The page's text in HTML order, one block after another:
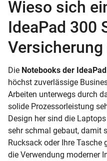
Wieso sich
IdeaPad 300
Die Notebooks der
höchst zuverlässige
Arbeiten unterwegs durch
solide Prozessorleistung
Design her sind die
sehr schmal gebaut, damit
Rucksack oder Ihre Tasche
die Verwendung moderner